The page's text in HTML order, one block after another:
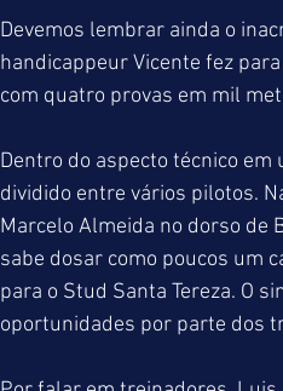
Devemos lembrar ainda o
handicappeur Vicente fez
com quatro provas em mil
Dentro do aspecto técnico em
dividido entre vários pilotos.
Marcelo Almeida no dorso de
sabe dosar como poucos um
para o Stud Santa Tereza. O
oportunidades por parte dos